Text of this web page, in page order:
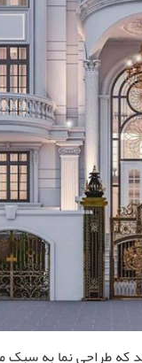
طراحی نما به سبک